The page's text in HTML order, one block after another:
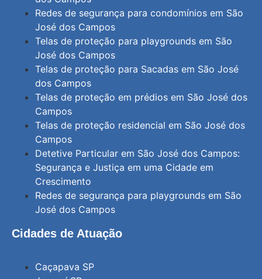
Redes de segurança para condomínios em São
José dos Campos
Telas de proteção para playgrounds em São
José dos Campos
Telas de proteção para Sacadas em São José
dos Campos
Telas de proteção em prédios em São José dos
Campos
Telas de proteção residencial em São José dos
Campos
Detetive Particular em São José dos Campos:
Segurança e Justiça em uma Cidade em
Crescimento
Redes de segurança para playgrounds em São
José dos Campos
Cidades de Atuação
Caçapava SP